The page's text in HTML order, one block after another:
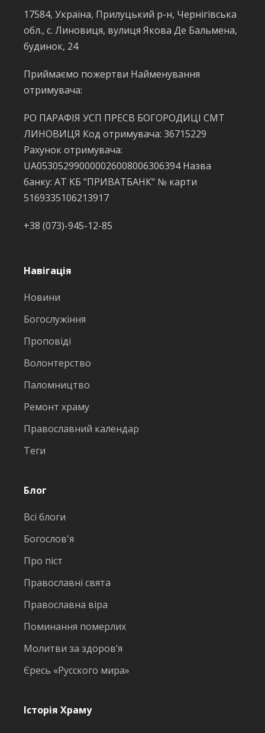
17584, Україна, Прилуцький р-н, Чернігівська
обл., с. Линовиця, вулиця Якова Де Бальмена,
будинок, 24
Приймаємо пожертви Найменування
отримувача:
РО ПАРАФІЯ УСП ПРЕСВ БОГОРОДИЦІ СМТ
ЛИНОВИЦЯ Код отримувача: 36715229
Рахунок отримувача:
UA053052990000026008006306394 Назва
банку: АТ КБ "ПРИВАТБАНК" № карти
5169335106213917
+38 (073)-945-12-85
Навігація
Новини
Богослужіння
Проповіді
Волонтерство
Паломництво
Ремонт храму
Православний календар
Теги
Блог
Всі блоги
Богослов'я
Про піст
Православні свята
Православна віра
Поминання померлих
Молитви за здоров’я
Єресь «Русского мира»
Історія Храму